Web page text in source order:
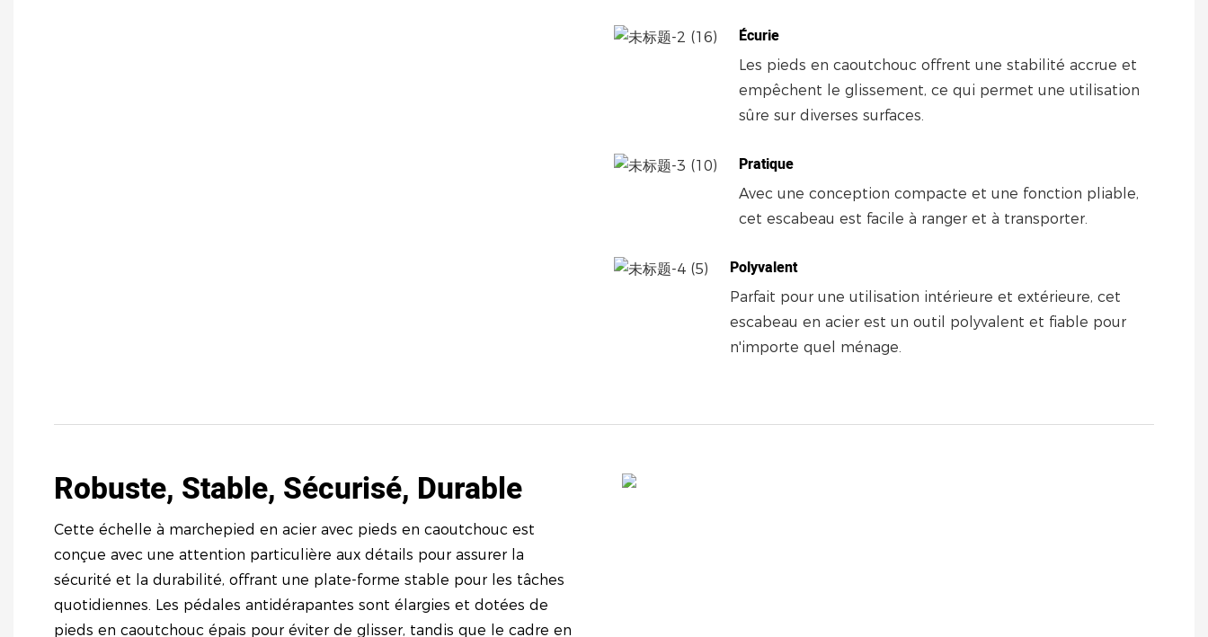
Écurie
Les pieds en caoutchouc offrent une stabilité accrue et
empêchent le glissement, ce qui permet une utilisation
sûre sur diverses surfaces.
Pratique
Avec une conception compacte et une fonction pliable,
cet escabeau est facile à ranger et à transporter.
Polyvalent
Parfait pour une utilisation intérieure et extérieure, cet
escabeau en acier est un outil polyvalent et fiable pour
n'importe quel ménage.
Robuste, Stable, Sécurisé, Durable
Cette échelle à marchepied en acier avec pieds en caoutchouc est
conçue avec une attention particulière aux détails pour assurer la
sécurité et la durabilité, offrant une plate-forme stable pour les tâches
quotidiennes. Les pédales antidérapantes sont élargies et dotées de
pieds en caoutchouc épais pour éviter de glisser, tandis que le cadre en